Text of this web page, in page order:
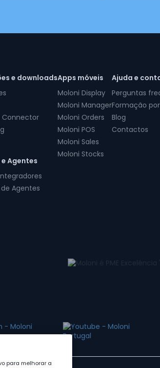
e downloads
Connector
Agentes
Agentes
Apps móveis
Moloni Display
Moloni Manager
Moloni Orders
Moloni POS
Moloni Sales
Moloni Stocks
Ajuda e
Perguntas
Formação
Blog
Contactos
para melhorar a